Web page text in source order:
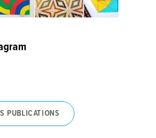
PUBLICATIONS